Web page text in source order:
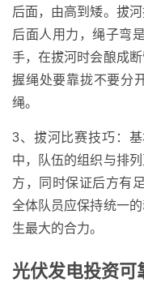
后面，由高到矮。拔
后面人用力，绳子弯
手，在拔河时会酿成
握绳处要靠拢不要分
绳。
3、拔河比赛技巧：
中，队伍的组织与排
方，同时保证后方有
全体队员应保持统一
生最大的合力。
光伏发电投资可